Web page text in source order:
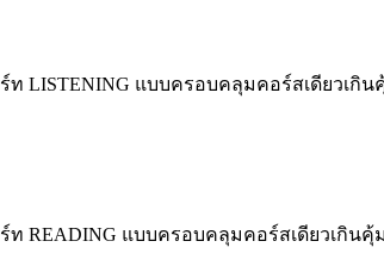
ท LISTENING แบบครอบคลุมคอร์สเดียวเ
ท READING แบบครอบคลุมคอร์สเดียวเกิ